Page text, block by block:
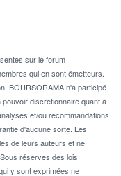
sur le forum
qui en sont émetteurs.
BOURSORAMA n'a participé
discrétionnaire quant à
et/ou recommandations
d'aucune sorte. Les
de leurs auteurs et ne
réserves des lois
y sont exprimées ne